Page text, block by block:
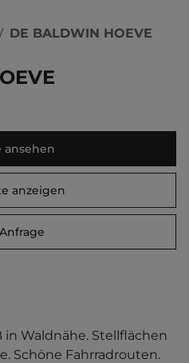
/ DE BALDWIN HOEVE
ansehen
anzeigen
Anfrage
Waldnähe. Stellflächen
Schöne Fahrradrouten.